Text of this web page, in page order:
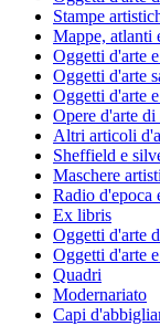
Stampe
Mappe, atlanti
Oggetti d'arte
Oggetti d'arte
Oggetti d'arte
Opere d'arte
Altri articoli
Sheffield e
Maschere
Radio d'epoca
Ex libris
Oggetti d'arte
Oggetti d'arte
Quadri
Modernariato
Capi